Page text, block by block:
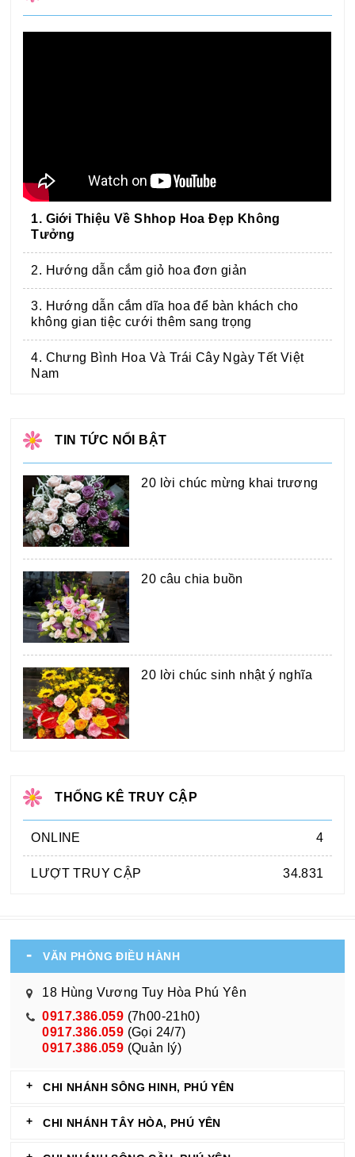
1. Giới Thiệu Về Shhop Hoa Đẹp Không
Tưởng
2. Hướng dẫn cắm giỏ hoa đơn giản
3. Hướng dẫn cắm dĩa hoa để bàn khách cho
không gian tiệc cưới thêm sang trọng
4. Chưng Bình Hoa Và Trái Cây Ngày Tết Việt
Nam
TIN TỨC NỔI BẬT
20 lời chúc mừng khai trương
20 câu chia buồn
20 lời chúc sinh nhật ý nghĩa
THỐNG KÊ TRUY CẬP
ONLINE 4
LƯỢT TRUY CẬP 34.831
VĂN PHÒNG ĐIỀU HÀNH
18 Hùng Vương Tuy Hòa Phú Yên
0917.386.059 (7h00-21h0)
0917.386.059 (Gọi 24/7)
0917.386.059 (Quản lý)
CHI NHÁNH SÔNG HINH, PHÚ YÊN
CHI NHÁNH TÂY HÒA, PHÚ YÊN